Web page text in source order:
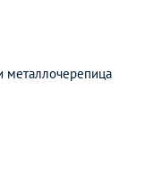
металлочерепица